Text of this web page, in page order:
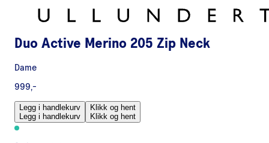
Duo Active Merino 205 Zip Neck
Dame
999,-
Legg i handlekurv
Legg i handlekurv
Klikk og hent
Klikk og hent